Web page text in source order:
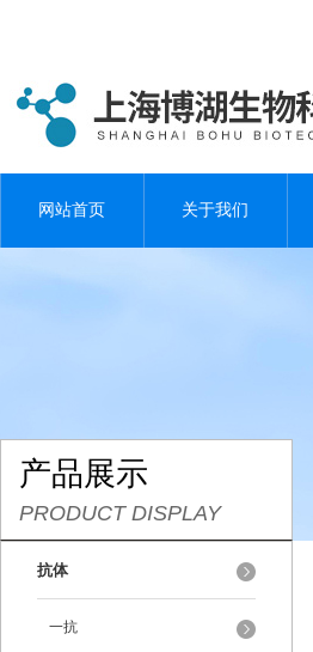
网站首页 关于我们
产品展示
PRODUCT DISPLAY
抗体
一抗